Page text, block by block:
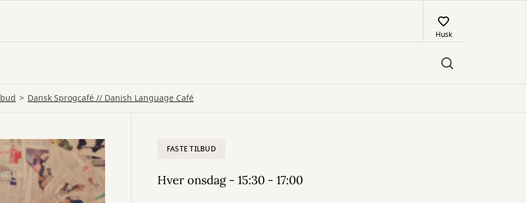
Husk
Dansk Sprogcafé // Danish Language Café
FASTE TILBUD
Hver onsdag - 15:30 - 17:00